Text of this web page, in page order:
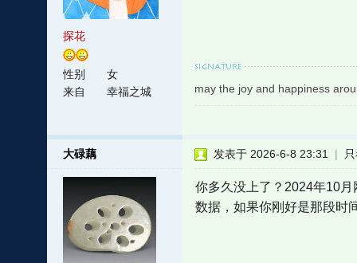
探花
性别
女
来自
幸福之城 may the joy and happiness
大碌藕 发表于 2026-6-8 23:31 |
你多久没上了？2024年10
数据，如果你刚好是那段时